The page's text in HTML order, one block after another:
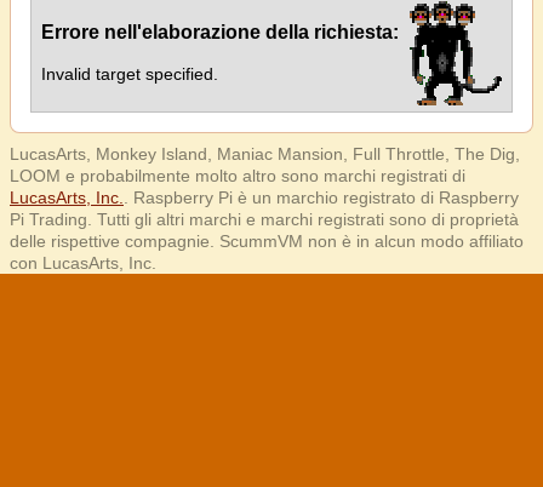
Errore nell'elaborazione della richiesta:
Invalid target specified.
LucasArts, Monkey Island, Maniac Mansion, Full Throttle, The Dig,
LOOM e probabilmente molto altro sono marchi registrati di
LucasArts, Inc.
. Raspberry Pi è un marchio registrato di Raspberry
Pi Trading. Tutti gli altri marchi e marchi registrati sono di proprietà
delle rispettive compagnie. ScummVM non è in alcun modo affiliato
con LucasArts, Inc.